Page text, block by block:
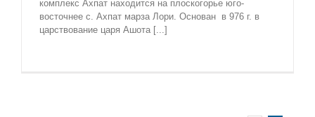
комплекс Ахпат находится на плоскогорье юго-
восточнее с. Ахпат марза Лори. Основан в 976 г. в
царствование царя Ашота [...]